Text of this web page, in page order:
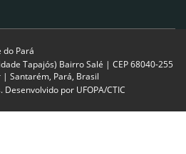
do Pará
Tapajós) Bairro Salé | CEP 68040-255
Santarém, Pará, Brasil
Desenvolvido por UFOPA/CTIC